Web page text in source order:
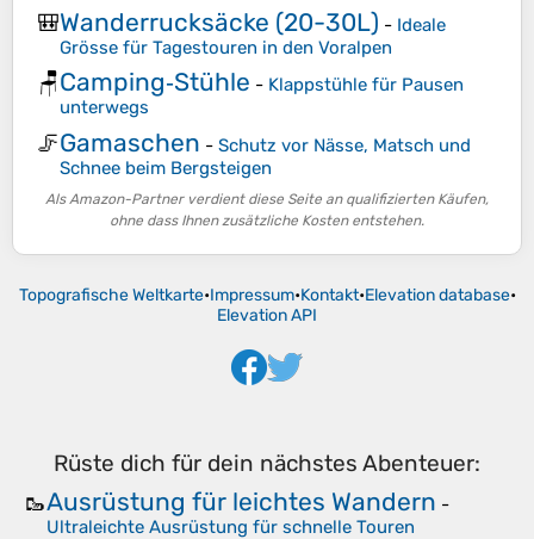
🎒Wanderrucksäcke (20-30L) - Ideale
Grösse für Tagestouren in den Voralpen
🪑Camping‑Stühle - Klappstühle für Pausen
unterwegs
🦵Gamaschen - Schutz vor Nässe, Matsch und
Schnee beim Bergsteigen
Als Amazon-Partner verdient diese Seite an qualifizierten Käufen,
ohne dass Ihnen zusätzliche Kosten entstehen.
Topografische Weltkarte•Impressum•Kontakt•Elevation database•
Elevation API
Rüste dich für dein nächstes Abenteuer:
🥾Ausrüstung für leichtes Wandern -
Ultraleichte Ausrüstung für schnelle Touren